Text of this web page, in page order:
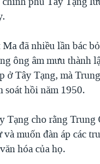
đã nhiều lần bác
ông âm mưu thành
ở Tây Tạng, mà
soát hồi năm 1950.
Tạng cho rằng Trung
muốn đàn áp các
hóa của họ.